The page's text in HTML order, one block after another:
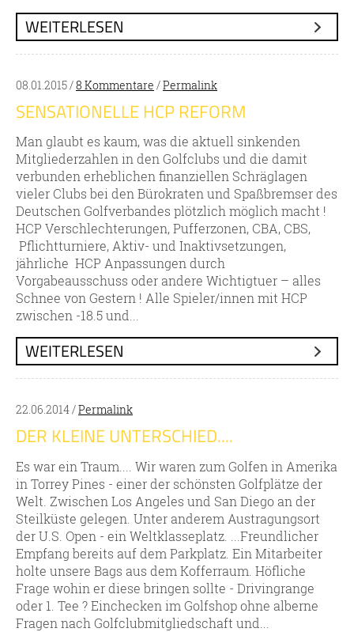
WEITERLESEN
08.01.2015 /8 Kommentare /Permalink
SENSATIONELLE HCP REFORM
Man glaubt es kaum, was die aktuell sinkenden
Mitgliederzahlen in den Golfclubs und die damit
verbunden erheblichen finanziellen Schräglagen
vieler Clubs bei den Bürokraten und Spaßbremser des
Deutschen Golfverbandes plötzlich möglich macht !
HCP Verschlechterungen, Pufferzonen, CBA, CBS,
Pflichtturniere, Aktiv- und Inaktivsetzungen,
jährliche HCP Anpassungen durch
Vorgabeausschuss oder andere Wichtigtuer – alles
Schnee von Gestern ! Alle Spieler/innen mit HCP
zwischen -18.5 und...
WEITERLESEN
22.06.2014 /Permalink
DER KLEINE UNTERSCHIED....
Es war ein Traum.... Wir waren zum Golfen in Amerika
in Torrey Pines - einer der schönsten Golfplätze der
Welt. Zwischen Los Angeles und San Diego an der
Steilküste gelegen. Unter anderem Austragungsort
der U.S. Open - ein Weltklasseplatz. ...Freundlicher
Empfang bereits auf dem Parkplatz. Ein Mitarbeiter
holte unsere Bags aus dem Kofferraum. Höfliche
Frage wohin er diese bringen sollte - Drivingrange
oder 1. Tee ? Einchecken im Golfshop ohne alberne
Fragen nach Golfclubmitgliedschaft und...